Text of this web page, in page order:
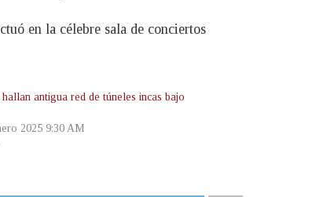
en la célebre sala de conciertos
antigua red de túneles incas bajo
2025 9:30 AM